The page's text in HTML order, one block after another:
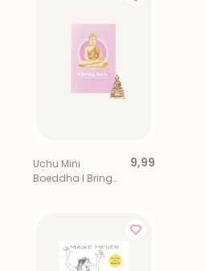
Uchu Mini
Boeddha I Bring
9,99